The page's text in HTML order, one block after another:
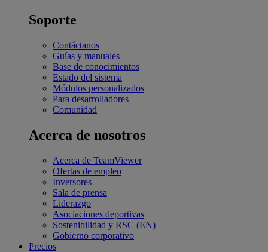
Soporte
Contáctanos
Guías y manuales
Base de conocimientos
Estado del sistema
Módulos personalizados
Para desarrolladores
Comunidad
Acerca de nosotros
Acerca de TeamViewer
Ofertas de empleo
Inversores
Sala de prensa
Liderazgo
Asociaciones deportivas
Sostenibilidad y RSC (EN)
Gobierno corporativo
Precios